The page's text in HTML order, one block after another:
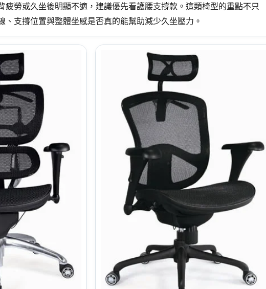
疲勞或久坐後明顯不適，建議優先看護腰支撐款。這類椅型的重點不只
、支撐位置與整體坐感是否真的能幫助減少久坐壓力。